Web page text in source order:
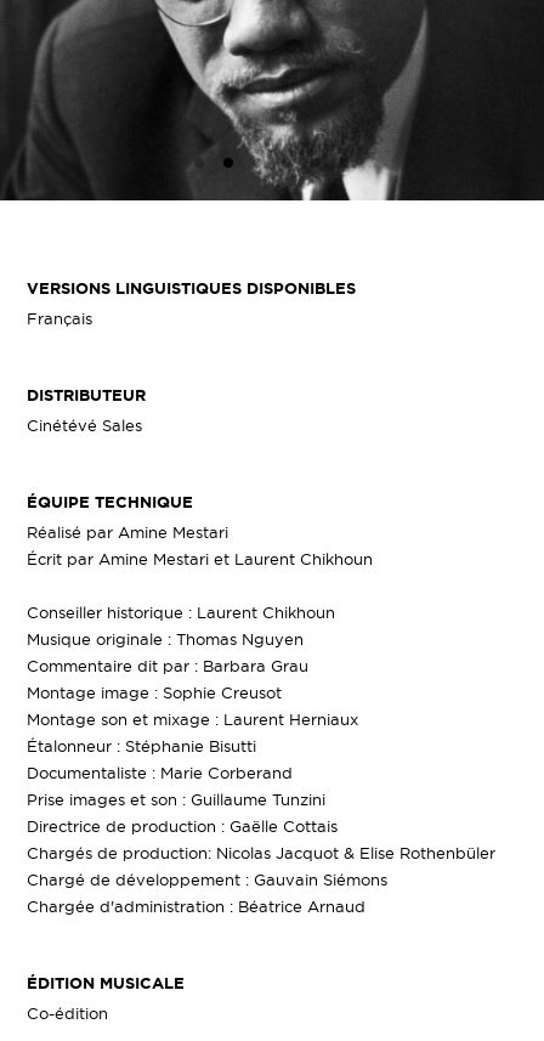
VERSIONS LINGUISTIQUES DISPONIBLES
Français
DISTRIBUTEUR
Cinétévé Sales
ÉQUIPE TECHNIQUE
Réalisé par Amine Mestari
Écrit par Amine Mestari et Laurent Chikhoun
Conseiller historique : Laurent Chikhoun
Musique originale : Thomas Nguyen
Commentaire dit par : Barbara Grau
Montage image : Sophie Creusot
Montage son et mixage : Laurent Herniaux
Étalonneur : Stéphanie Bisutti
Documentaliste : Marie Corberand
Prise images et son : Guillaume Tunzini
Directrice de production : Gaëlle Cottais
Chargés de production: Nicolas Jacquot & Elise Rothenbüler
Chargé de développement : Gauvain Siémons
Chargée d'administration : Béatrice Arnaud
ÉDITION MUSICALE
Co-édition